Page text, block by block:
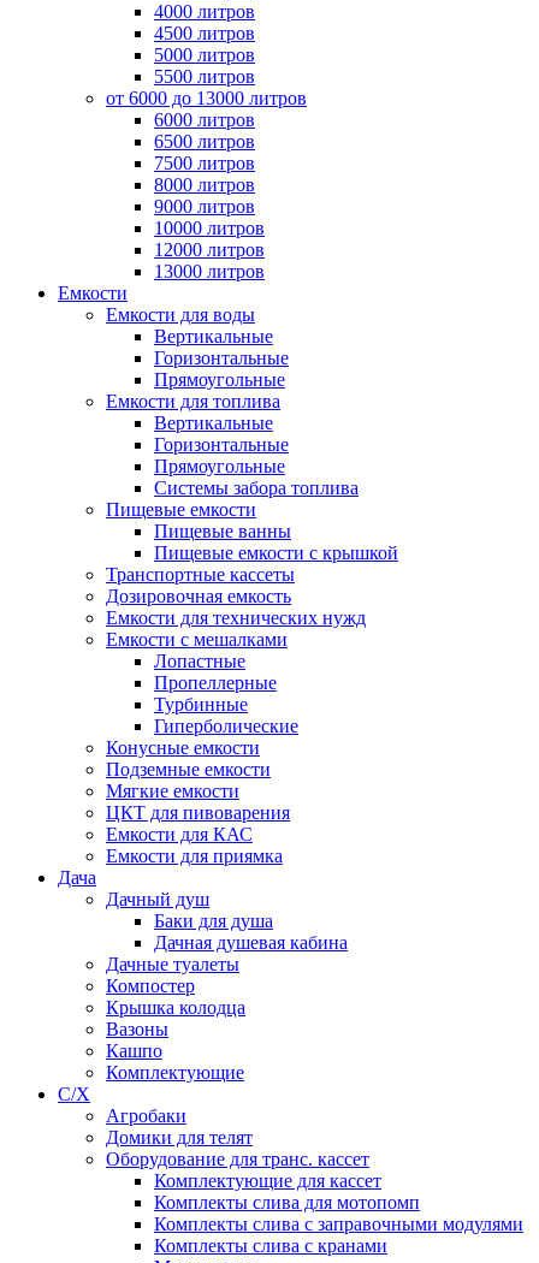
4000 литров
4500 литров
5000 литров
5500 литров
от 6000 до 13000 литров
6000 литров
6500 литров
7500 литров
8000 литров
9000 литров
10000 литров
12000 литров
13000 литров
Емкости
Емкости для воды
Вертикальные
Горизонтальные
Прямоугольные
Емкости для топлива
Вертикальные
Горизонтальные
Прямоугольные
Системы забора топлива
Пищевые емкости
Пищевые ванны
Пищевые емкости с крышкой
Транспортные кассеты
Дозировочная емкость
Емкости для технических нужд
Емкости с мешалками
Лопастные
Пропеллерные
Турбинные
Гиперболические
Конусные емкости
Подземные емкости
Мягкие емкости
ЦКТ для пивоварения
Емкости для КАС
Емкости для приямка
Дача
Дачный душ
Баки для душа
Дачная душевая кабина
Дачные туалеты
Компостер
Крышка колодца
Вазоны
Кашпо
Комплектующие
С/Х
Агробаки
Домики для телят
Оборудование для транс. кассет
Комплектующие для кассет
Комплекты слива для мотопомп
Комплекты слива с заправочными модулями
Комплекты слива с кранами